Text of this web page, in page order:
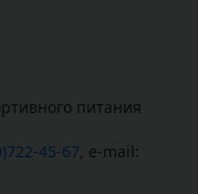
питания
45-67, e-mail: